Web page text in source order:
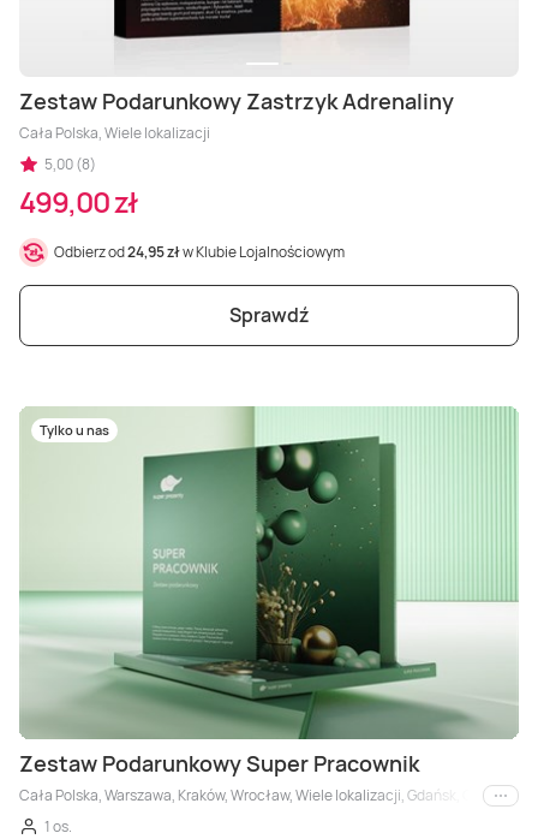
Zestaw Podarunkowy Zastrzyk Adrenaliny
Cała Polska, Wiele lokalizacji
5,00 (8)
499,00 zł
Odbierz od24,95 złw Klubie Lojalnościowym
Sprawdź
Tylko u nas
Zestaw Podarunkowy Super Pracownik
Cała Polska, Warszawa, Kraków, Wrocław, Wiele lokalizacji, Gdańsk, Gdynia,
i inne
1 os.